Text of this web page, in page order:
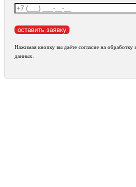
Нажимая кнопку вы даёте согласие на обработку
данных.